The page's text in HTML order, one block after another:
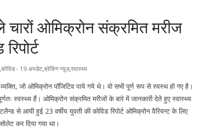
ओमिक्रोन संक्रमित मरीज
,कोविड - 19 अपडेट,ब्रेकिंग न्यूज़,स्वास्थ्य
व्यक्ति, जो ओमिक्रोन पॉजिटिव पाये गये थे। वो सभी पूर्ण रूप से स्वस्थ हो गए है।
स्वस्थ्य हैं। ओमिक्रोन संक्रमित मरीजों के बारे में जानकारी देते हुए स्वास्थ्य
से आयी हुई 23 वर्षीय युवती की कोविड रिपोर्ट ओमिक्रोन वैरियन्ट के लिए
कर दिया गया था।